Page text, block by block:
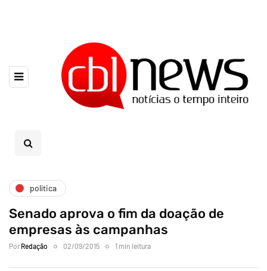
política
Senado aprova o fim da doação de
empresas às campanhas
Por Redação 02/09/2015 1 min leitura